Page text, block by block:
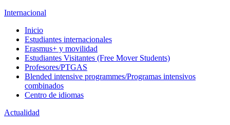
Internacional
Inicio
Estudiantes internacionales
Erasmus+ y movilidad
Estudiantes Visitantes (Free Mover Students)
Profesores/PTGAS
Blended intensive programmes/Programas intensivos
combinados
Centro de idiomas
Actualidad